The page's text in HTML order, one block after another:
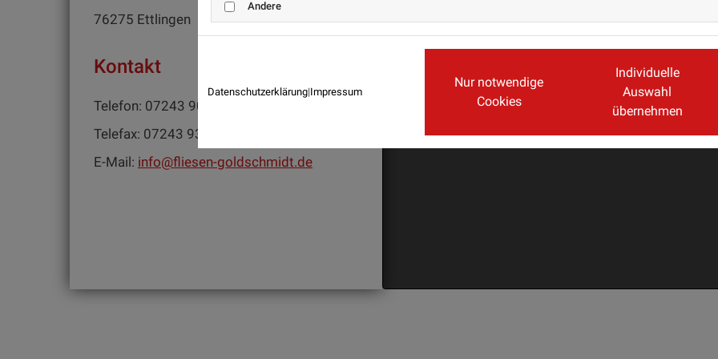
76275 Ettlingen
Kontakt
Telefon: 07243 90274
Telefax: 07243 93191
E-Mail: info@fliesen-goldschmidt.de
Cookie
Andere
Datenschutzerklärung|Impressum
Nur notwendige
Cookies
Individuelle
Auswahl
übernehmen